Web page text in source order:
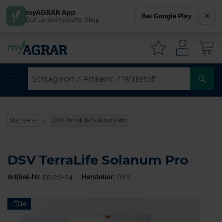
Startseite DSV TerraLife Solanum Pro
Zum10
DSV TerraLife Solanum Pro
Artikel-Nr. 55120-04 Hersteller:DSV
myAGRAR App
Der Landwirtschafts-Shop Bei Google Play